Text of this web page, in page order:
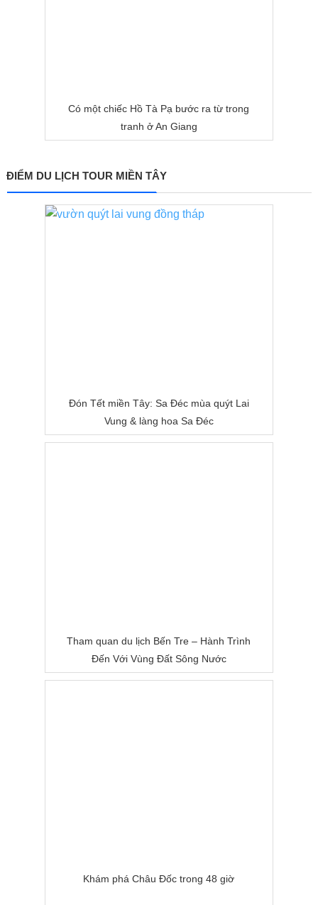
Có một chiếc Hồ Tà Pạ bước ra từ trong
tranh ở An Giang
ĐIỂM DU LỊCH TOUR MIỀN TÂY
Đón Tết miền Tây: Sa Đéc mùa quýt Lai
Vung & làng hoa Sa Đéc
Tham quan du lịch Bến Tre – Hành Trình
Đến Với Vùng Đất Sông Nước
Khám phá Châu Đốc trong 48 giờ